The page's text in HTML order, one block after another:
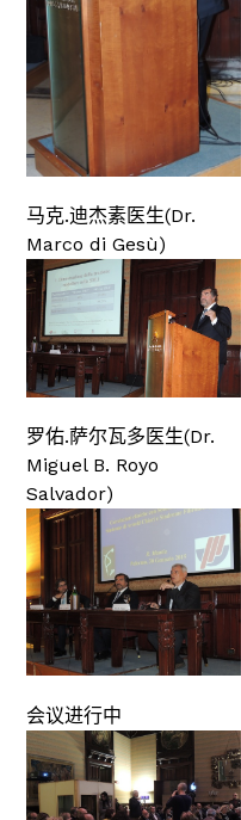
马克.迪杰素医生(Dr.
Marco di Gesù)
罗佑.萨尔瓦多医生(Dr.
Miguel B. Royo
Salvador)
会议进行中